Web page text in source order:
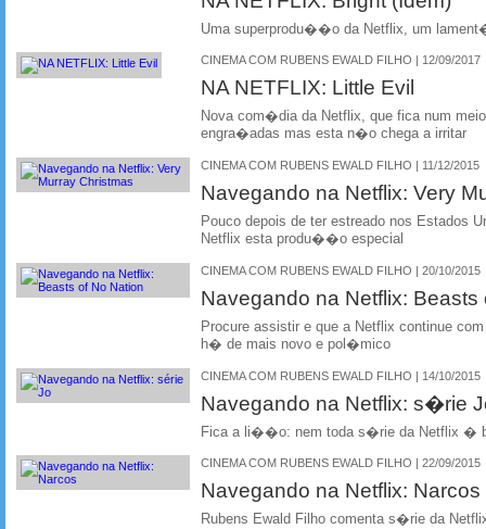
Uma superprodu��o da Netflix, um
CINEMA COM RUBENS EWALD FILHO | 12/09/2017
NA NETFLIX: Little Evil
Nova com�dia da Netflix, que fica num
engra�adas mas esta n�o chega a irritar
CINEMA COM RUBENS EWALD FILHO | 11/12/2015
Navegando na Netflix: Very
Pouco depois de ter estreado nos Estados
Netflix esta produ��o especial
CINEMA COM RUBENS EWALD FILHO | 20/10/2015
Navegando na Netflix: Beasts
Procure assistir e que a Netflix continue
h� de mais novo e pol�mico
CINEMA COM RUBENS EWALD FILHO | 14/10/2015
Navegando na Netflix: s�rie
Fica a li��o: nem toda s�rie da Netflix �
CINEMA COM RUBENS EWALD FILHO | 22/09/2015
Navegando na Netflix: Narcos
Rubens Ewald Filho comenta s�rie da